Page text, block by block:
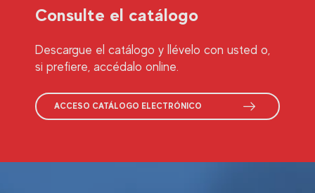
Consulte el catálogo
Descargue el catálogo y llévelo con usted o,
si prefiere, accédalo online.
ACCESO CATÁLOGO ELECTRÓNICO